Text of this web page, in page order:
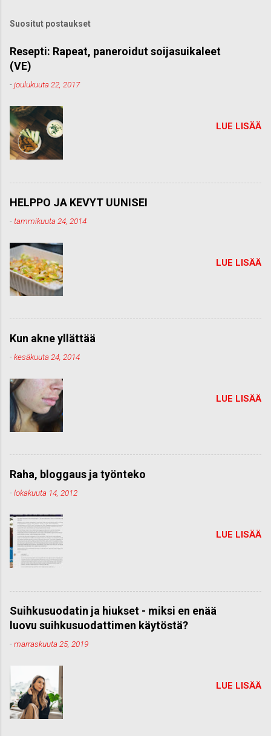
o
m
e
n
t
Suositut postaukset
Resepti: Rapeat, paneroidut soijasuikaleet
(VE)
-joulukuuta 22, 2017
LUE LISÄÄ
HELPPO JA KEVYT UUNISEI
-tammikuuta 24, 2014
LUE LISÄÄ
Kun akne yllättää
-kesäkuuta 24, 2014
LUE LISÄÄ
Raha, bloggaus ja työnteko
-lokakuuta 14, 2012
LUE LISÄÄ
Suihkusuodatin ja hiukset - miksi en enää
luovu suihkusuodattimen käytöstä?
-marraskuuta 25, 2019
LUE LISÄÄ